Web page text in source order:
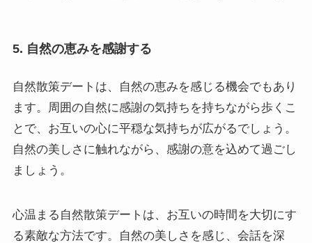
5. 自然の恵みを感謝する
自然散策デートは、自然の恵みを感じる機会でもあり
ます。周囲の自然に感謝の気持ちを持ちながら歩くこ
とで、お互いの心に平穏な気持ちが広がるでしょう。
自然の美しさに触れながら、感謝の意を込めて過ごし
ましょう。
心温まる自然散策デートは、お互いの時間を大切にす
る素敵な方法です。自然の美しさを感じ、会話を深